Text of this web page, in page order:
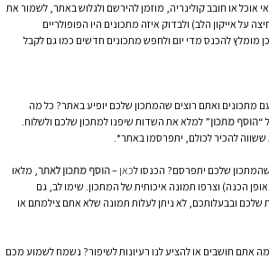
אוכל או חובב קולינריה, מוזמן להירשם ולגלוש באתר, לשמור את
על אייקון הלב) ולבדוק איזה מתכונים היו הפופולריים
מומלץ להכנס מדי יום ולחפש מתכונים חדשים כמו גם לקבל
מתכונים ואתם רוצים שהמתכון שלכם יופיע באתר? כל מה
“הוסף מתכון” למלא את השדות שיפנו למתכון שלכם ולשלוח.
להכיר לכולם, יתפרסמו באתר*.
שהמתכון שלכם יתפרסם? הכנסו לכאן –הוסף מתכון לאתר, מלאו
הכנה) וצרפו תמונה איכותית של המתכון. שימו לב, גם
שלכם ובבעלותכם, לא ניתן לעלות תמונה שלא אתם צילמתם או
אתם חושבים או להציע לנו רעיונות לשיפור? נשמח לשמוע מכם